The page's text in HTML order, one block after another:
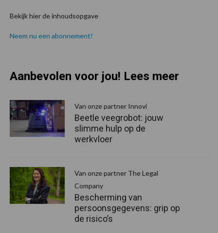
Bekijk hier de inhoudsopgave
Neem nu een abonnement!
Aanbevolen voor jou! Lees meer
Van onze partner Innovi
Beetle veegrobot: jouw
slimme hulp op de
werkvloer
Van onze partner The Legal
Company
Bescherming van
persoonsgegevens: grip op
de risico’s